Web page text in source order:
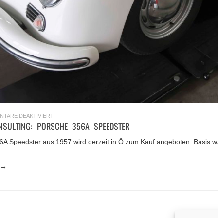
DEAKTIVIERTFÜR
/
PORSCHE
356A
PORSCHE 356A SPEEDSTER
Speedster aus 1957 wird derzeit in Ö zum Kauf angeboten. Basis
→